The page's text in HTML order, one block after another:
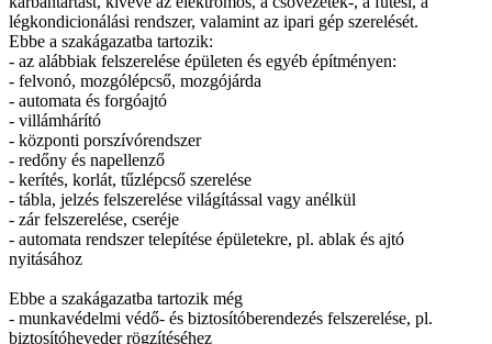
légkondicionálási rendszer, valamint az ipari gép szerelését.
Ebbe a szakágazatba tartozik:
- az alábbiak felszerelése épületen és egyéb építményen:
- felvonó, mozgólépcső, mozgójárda
- automata és forgóajtó
- villámhárító
- központi porszívórendszer
- redőny és napellenző
- kerítés, korlát, tűzlépcső szerelése
- tábla, jelzés felszerelése világítással vagy anélkül
- zár felszerelése, cseréje
- automata rendszer telepítése épületekre, pl. ablak és ajtó
nyitásához
Ebbe a szakágazatba tartozik még
- munkavédelmi védő- és biztosítóberendezés felszerelése, pl.
biztosítóheveder rögzítéséhez